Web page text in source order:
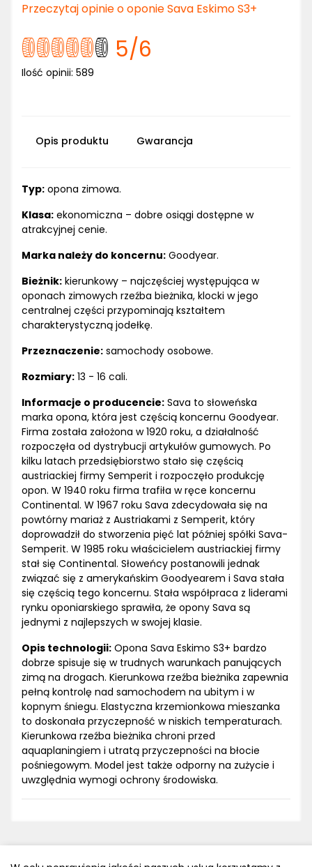
Przeczytaj opinie o oponie Sava Eskimo S3+
5/6
Ilość opinii: 589
Opis produktu Gwarancja
Typ: opona zimowa.
Klasa: ekonomiczna – dobre osiągi dostępne w
atrakcyjnej cenie.
Marka należy do koncernu: Goodyear.
Bieżnik: kierunkowy – najczęściej występująca w
oponach zimowych rzeźba bieżnika, klocki w jego
centralnej części przypominają kształtem
charakterystyczną jodełkę.
Przeznaczenie: samochody osobowe.
Rozmiary: 13 - 16 cali.
Informacje o producencie: Sava to słoweńska
marka opona, która jest częścią koncernu Goodyear.
Firma została założona w 1920 roku, a działalność
rozpoczęła od dystrybucji artykułów gumowych. Po
kilku latach przedsiębiorstwo stało się częścią
austriackiej firmy Semperit i rozpoczęło produkcję
opon. W 1940 roku firma trafiła w ręce koncernu
Continental. W 1967 roku Sava zdecydowała się na
powtórny mariaż z Austriakami z Semperit, który
doprowadził do stworzenia pięć lat później spółki Sava-
Semperit. W 1985 roku właścicielem austriackiej firmy
stał się Continental. Słoweńcy postanowili jednak
związać się z amerykańskim Goodyearem i Sava stała
się częścią tego koncernu. Stała współpraca z liderami
rynku oponiarskiego sprawiła, że opony Sava są
jednymi z najlepszych w swojej klasie.
Opis technologii: Opona Sava Eskimo S3+ bardzo
dobrze spisuje się w trudnych warunkach panujących
zimą na drogach. Kierunkowa rzeźba bieżnika zapewnia
pełną kontrolę nad samochodem na ubitym i w
kopnym śniegu. Elastyczna krzemionkowa mieszanka
to doskonała przyczepność w niskich temperaturach.
Kierunkowa rzeźba bieżnika chroni przed
aquaplaningiem i utratą przyczepności na błocie
pośniegowym. Model jest także odporny na zużycie i
uwzględnia wymogi ochrony środowiska.